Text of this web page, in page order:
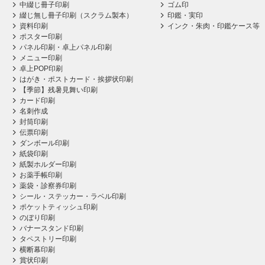
中綴じ冊子印刷
綴じ無し冊子印刷（スクラム製本）
資料印刷
ポスター印刷
パネル印刷・卓上パネル印刷
メニュー印刷
卓上POP印刷
はがき・ポストカード・挨拶状印刷
【季節】残暑見舞い印刷
カード印刷
名刺作成
封筒印刷
伝票印刷
ダンボール印刷
紙袋印刷
紙製ホルダー印刷
お薬手帳印刷
薬袋・診察券印刷
シール・ステッカー・ラベル印刷
ポケットティッシュ印刷
のぼり印刷
バナースタンド印刷
タペストリー印刷
横断幕印刷
賞状印刷
ゴム印
印鑑・実印
インク・朱肉・印鑑ケース等